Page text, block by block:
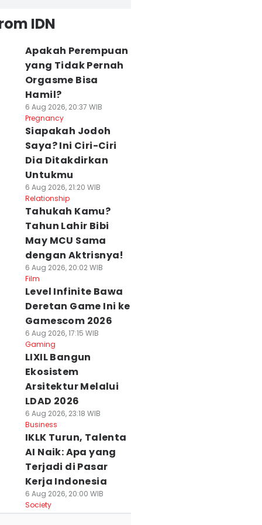
IDN
Apakah Perempuan
yang Tidak Pernah
Orgasme Bisa
Hamil?
6 Aug 2026, 20:37 WIB
Pregnancy
Siapakah Jodoh
Saya? Ini Ciri-Ciri
Dia Ditakdirkan
Untukmu
6 Aug 2026, 21:20 WIB
Relationship
Tahukah Kamu?
Tahun Lahir Bibi
May MCU Sama
dengan Aktrisnya!
6 Aug 2026, 20:02 WIB
Film
Level Infinite Bawa
Deretan Game Ini ke
Gamescom 2026
6 Aug 2026, 17:15 WIB
Gaming
LIXIL Bangun
Ekosistem
Arsitektur Melalui
LDAD 2026
6 Aug 2026, 23:18 WIB
Business
IKLK Turun, Talenta
AI Naik: Apa yang
Terjadi di Pasar
Kerja Indonesia
6 Aug 2026, 20:00 WIB
Society